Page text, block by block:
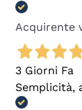
Acquirente
3 Giorni Fa
Semplicità,